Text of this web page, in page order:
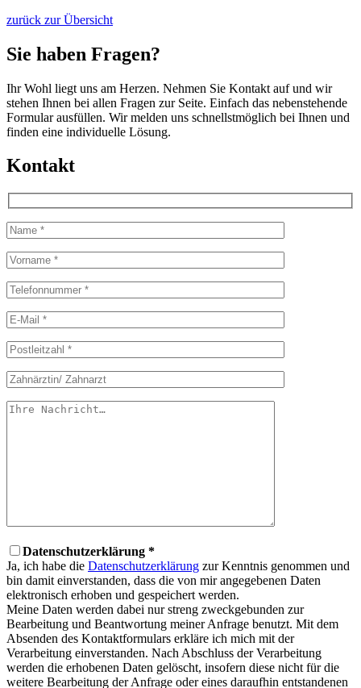
zurück zur Übersicht
Sie haben Fragen?
Ihr Wohl liegt uns am Herzen. Nehmen Sie Kontakt auf und wir
stehen Ihnen bei allen Fragen zur Seite. Einfach das nebenstehende
Formular ausfüllen. Wir melden uns schnellstmöglich bei Ihnen und
finden eine individuelle Lösung.
Kontakt
Datenschutzerklärung *
Ja, ich habe die Datenschutzerklärung zur Kenntnis genommen und
bin damit einverstanden, dass die von mir angegebenen Daten
elektronisch erhoben und gespeichert werden.
Meine Daten werden dabei nur streng zweckgebunden zur
Bearbeitung und Beantwortung meiner Anfrage benutzt. Mit dem
Absenden des Kontaktformulars erkläre ich mich mit der
Verarbeitung einverstanden. Nach Abschluss der Verarbeitung
werden die erhobenen Daten gelöscht, insofern diese nicht für die
weitere Bearbeitung der Anfrage oder eines daraufhin entstandenen